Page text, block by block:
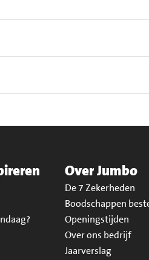
Over Jumbo
De 7 Zekerheden
Boodschappen
Openingstijden
Over ons bedrijf
Jaarverslag